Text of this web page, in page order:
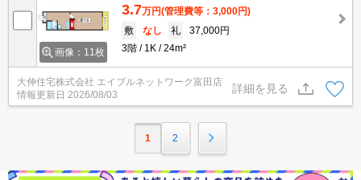
画像：11枚
3.7万円(管理費等：3,000円)
敷
なし 礼
37,000円
3階
1K 24m²
大伸住宅株式会社 エイブルネットワーク富田店
情報更新日 2026/08/03
詳細を見る
1 2